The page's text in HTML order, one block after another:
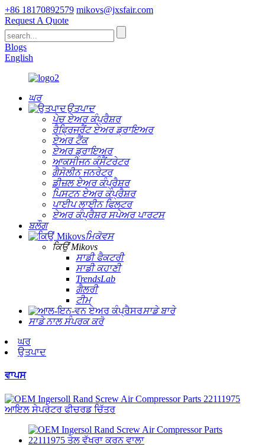
+86 18170892579 mikovs@jxsfair.com
Request A Quote
Blogs
English
ਘਰ
ਉਤਪਾਦ
ਪੇਚ ਏਅਰ ਕੰਪ੍ਰੈਸ਼ਰ
ਰੈਫ੍ਰਿਜਰੈਂਟ ਏਅਰ ਡ੍ਰਾਇਅਰ
ਏਅਰ ਟੈਂਕ
ਏਅਰ ਡ੍ਰਾਇਅਰ
ਆਕਸੀਜਨ ਕੰਸੈਂਟਰੇਟਰ
ਗੈਸੋਲੀਨ ਜਨਰੇਟਰ
ਡੀਜ਼ਲ ਏਅਰ ਕੰਪ੍ਰੈਸ਼ਰ
ਪਿਸਟਨ ਏਅਰ ਕੰਪ੍ਰੈਸ਼ਰ
ਪਾਈਪ ਲਾਈਨ ਫਿਲਟਰ
ਏਅਰ ਕੰਪ੍ਰੈਸ਼ਰ ਸਪੇਅਰ ਪਾਰਟਸ
ਬਲੌਗ
ਮਿਕੋਵਸ
ਕਿਉਂ Mikovs
ਸਾਡੀ ਫੈਕਟਰੀ
ਸਾਡੀ ਕਹਾਣੀ
TrendsLab
ਗੈਲਰੀ
ਟੀਮ
ਸਾਡੇ ਬਾਰੇ
ਸਾਡੇ ਨਾਲ ਸੰਪਰਕ ਕਰੋ
ਘਰ
ਉਤਪਾਦ
ਵਾਪਸ